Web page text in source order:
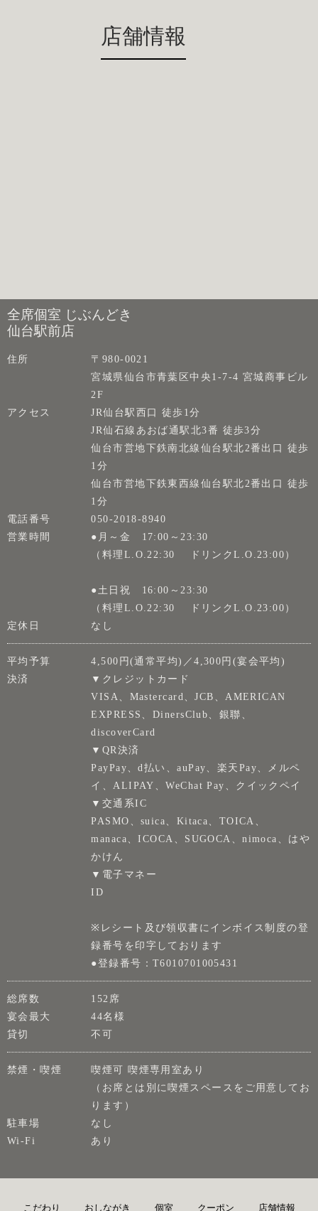
店舗情報
全席個室 じぶんどき
仙台駅前店
住所
〒980-0021
宮城県仙台市青葉区中央1-7-4 宮城商事ビル
2F
アクセス
JR仙台駅西口 徒歩1分
JR仙石線あおば通駅北3番 徒歩3分
仙台市営地下鉄南北線仙台駅北2番出口 徒歩
1分
仙台市営地下鉄東西線仙台駅北2番出口 徒歩
1分
電話番号
050-2018-8940
営業時間
●月～金 17:00～23:30
（料理L.O.22:30 ドリンクL.O.23:00）
●土日祝 16:00～23:30
（料理L.O.22:30 ドリンクL.O.23:00）
定休日
なし
平均予算
4,500円(通常平均)／4,300円(宴会平均)
決済
▼クレジットカード
VISA、Mastercard、JCB、AMERICAN
EXPRESS、DinersClub、銀聯、
discoverCard
▼QR決済
PayPay、d払い、auPay、楽天Pay、メルペ
イ、ALIPAY、WeChat Pay、クイックペイ
▼交通系IC
PASMO、suica、Kitaca、TOICA、
manaca、ICOCA、SUGOCA、nimoca、はや
かけん
▼電子マネー
ID
※レシート及び領収書にインボイス制度の登
録番号を印字しております
●登録番号：T6010701005431
総席数
152席
宴会最大
44名様
貸切
不可
禁煙・喫煙
喫煙可 喫煙専用室あり
（お席とは別に喫煙スペースをご用意してお
ります）
駐車場
なし
Wi-Fi
あり
こだわり おしながき 個室 クーポン 店舗情報